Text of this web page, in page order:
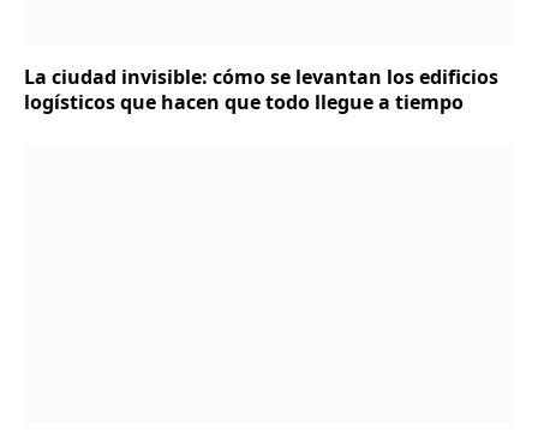
La ciudad invisible: cómo se levantan los edificios
logísticos que hacen que todo llegue a tiempo